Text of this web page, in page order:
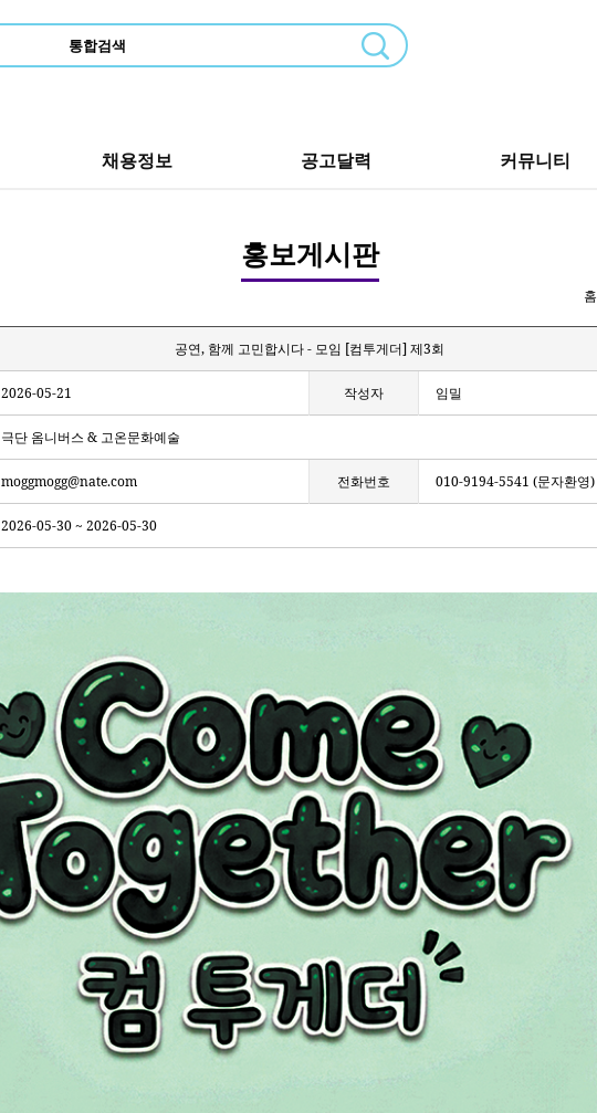
채용정보 공고달력 커뮤니티
홍보게시판
홈
공연, 함께 고민합시다 - 모임 [컴투게더] 제3회
2026-05-21 작성자 임밀
극단 옴니버스 & 고온문화예술
moggmogg@nate.com 전화번호 010-9194-5541 (문자환영)
2026-05-30 ~ 2026-05-30